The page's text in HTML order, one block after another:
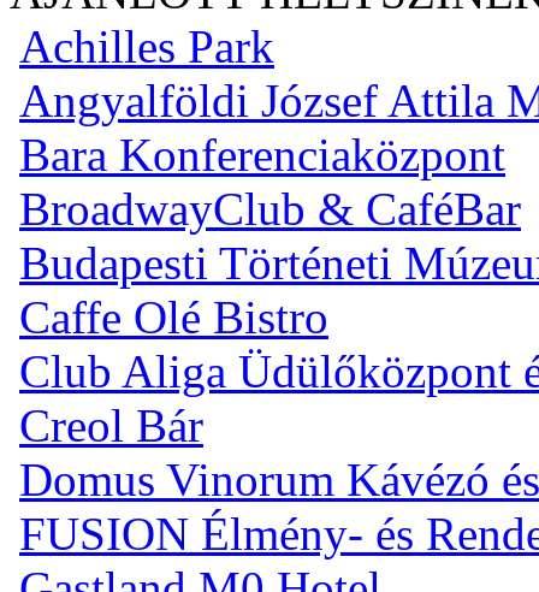
Achilles Park
Angyalföldi József Attila
Bara Konferenciaközpont
BroadwayClub & CaféBar
Budapesti Történeti
Caffe Olé Bistro
Club Aliga Üdülőközpont
Creol Bár
Domus Vinorum Kávézó
FUSION Élmény- és